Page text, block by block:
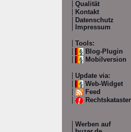
Qualität
Kontakt
Datenschutz
Impressum
Tools:
Blog-Plugin
Mobilversion
Update via:
Web-Widget
Feed
Rechtskataster
Werben auf